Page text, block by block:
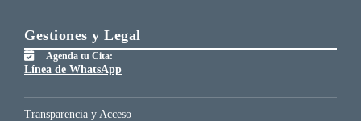
Gestiones y Legal
Agenda tu Cita:
Línea de WhatsApp
Transparencia y Acceso